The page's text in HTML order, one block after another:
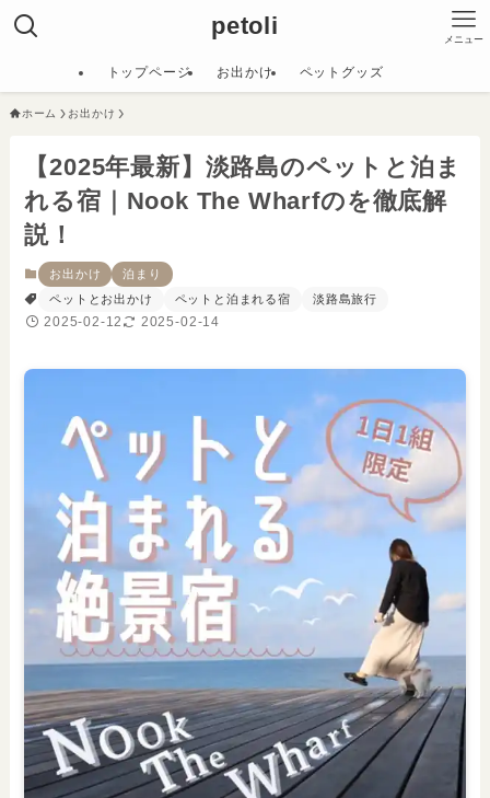
petoli メニュー
トップページ お出かけ ペットグッズ
ホーム お出かけ
【2025年最新】淡路島のペットと泊ま
れる宿｜Nook The Wharfのを徹底解
説！
お出かけ
泊まり
ペットとお出かけ
ペットと泊まれる宿 淡路島旅行
2025-02-12 2025-02-14